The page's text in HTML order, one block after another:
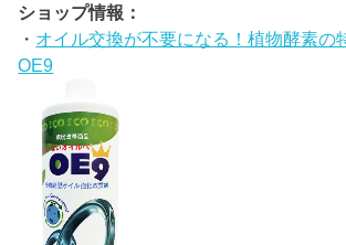
ショップ情報：
・ オイル交換が不要になる！植物酵素の
OE9